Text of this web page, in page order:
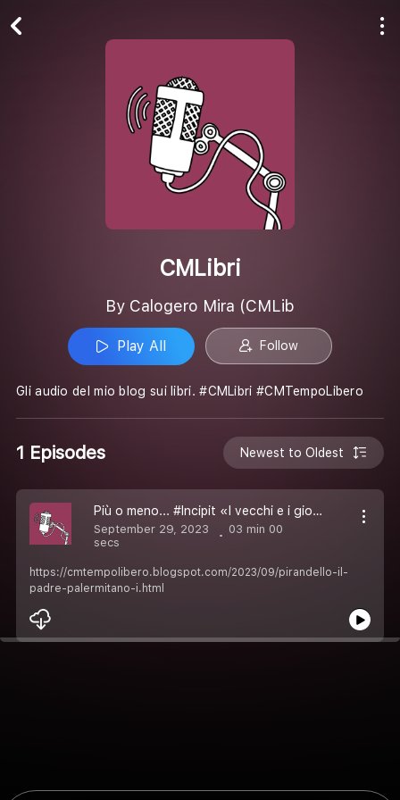
CMLibri
By Calogero Mira (CMLib
Play All Follow
Gli audio del mio blog sui libri. #CMLibri #CMTempoLibero
1 Episodes Newest to Oldest
Più o meno... #Incipit «I vecchi e i giovani» #Pirandello
September 29, 2023
03 min 00
secs
https://cmtempolibero.blogspot.com/2023/09/pirandello-il-
padre-palermitano-i.html